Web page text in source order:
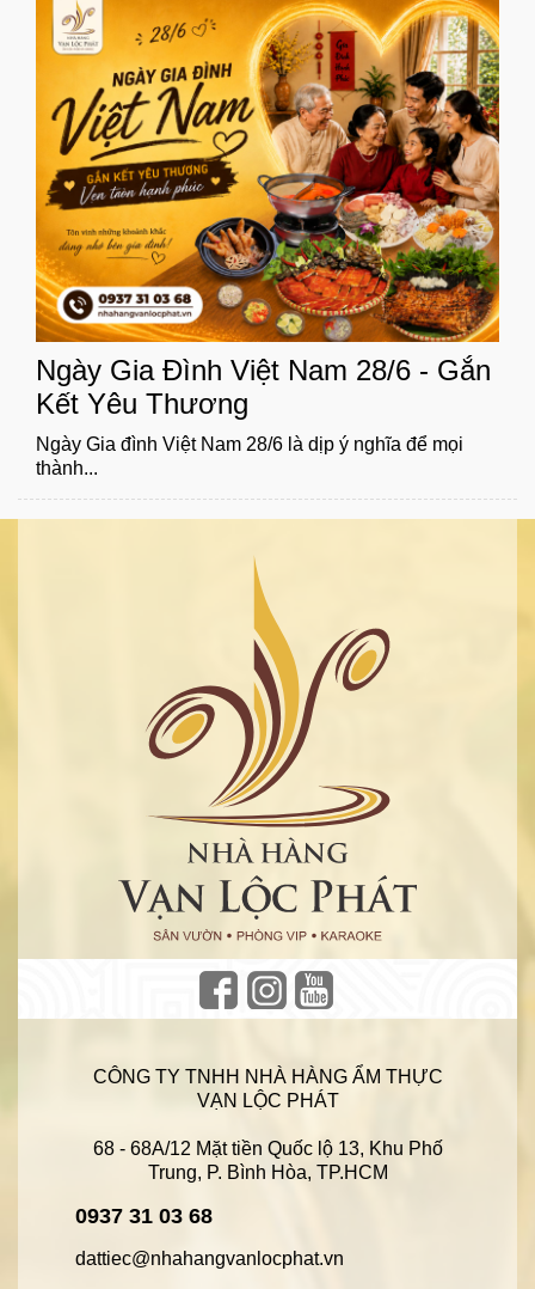
Ngày Gia Đình Việt Nam 28/6 - Gắn
Kết Yêu Thương
Ngày Gia đình Việt Nam 28/6 là dịp ý nghĩa để mọi
thành...
CÔNG TY TNHH NHÀ HÀNG ẨM THỰC
VẠN LỘC PHÁT
68 - 68A/12 Mặt tiền Quốc lộ 13, Khu Phố
Trung, P. Bình Hòa, TP.HCM
0937 31 03 68
dattiec@nhahangvanlocphat.vn